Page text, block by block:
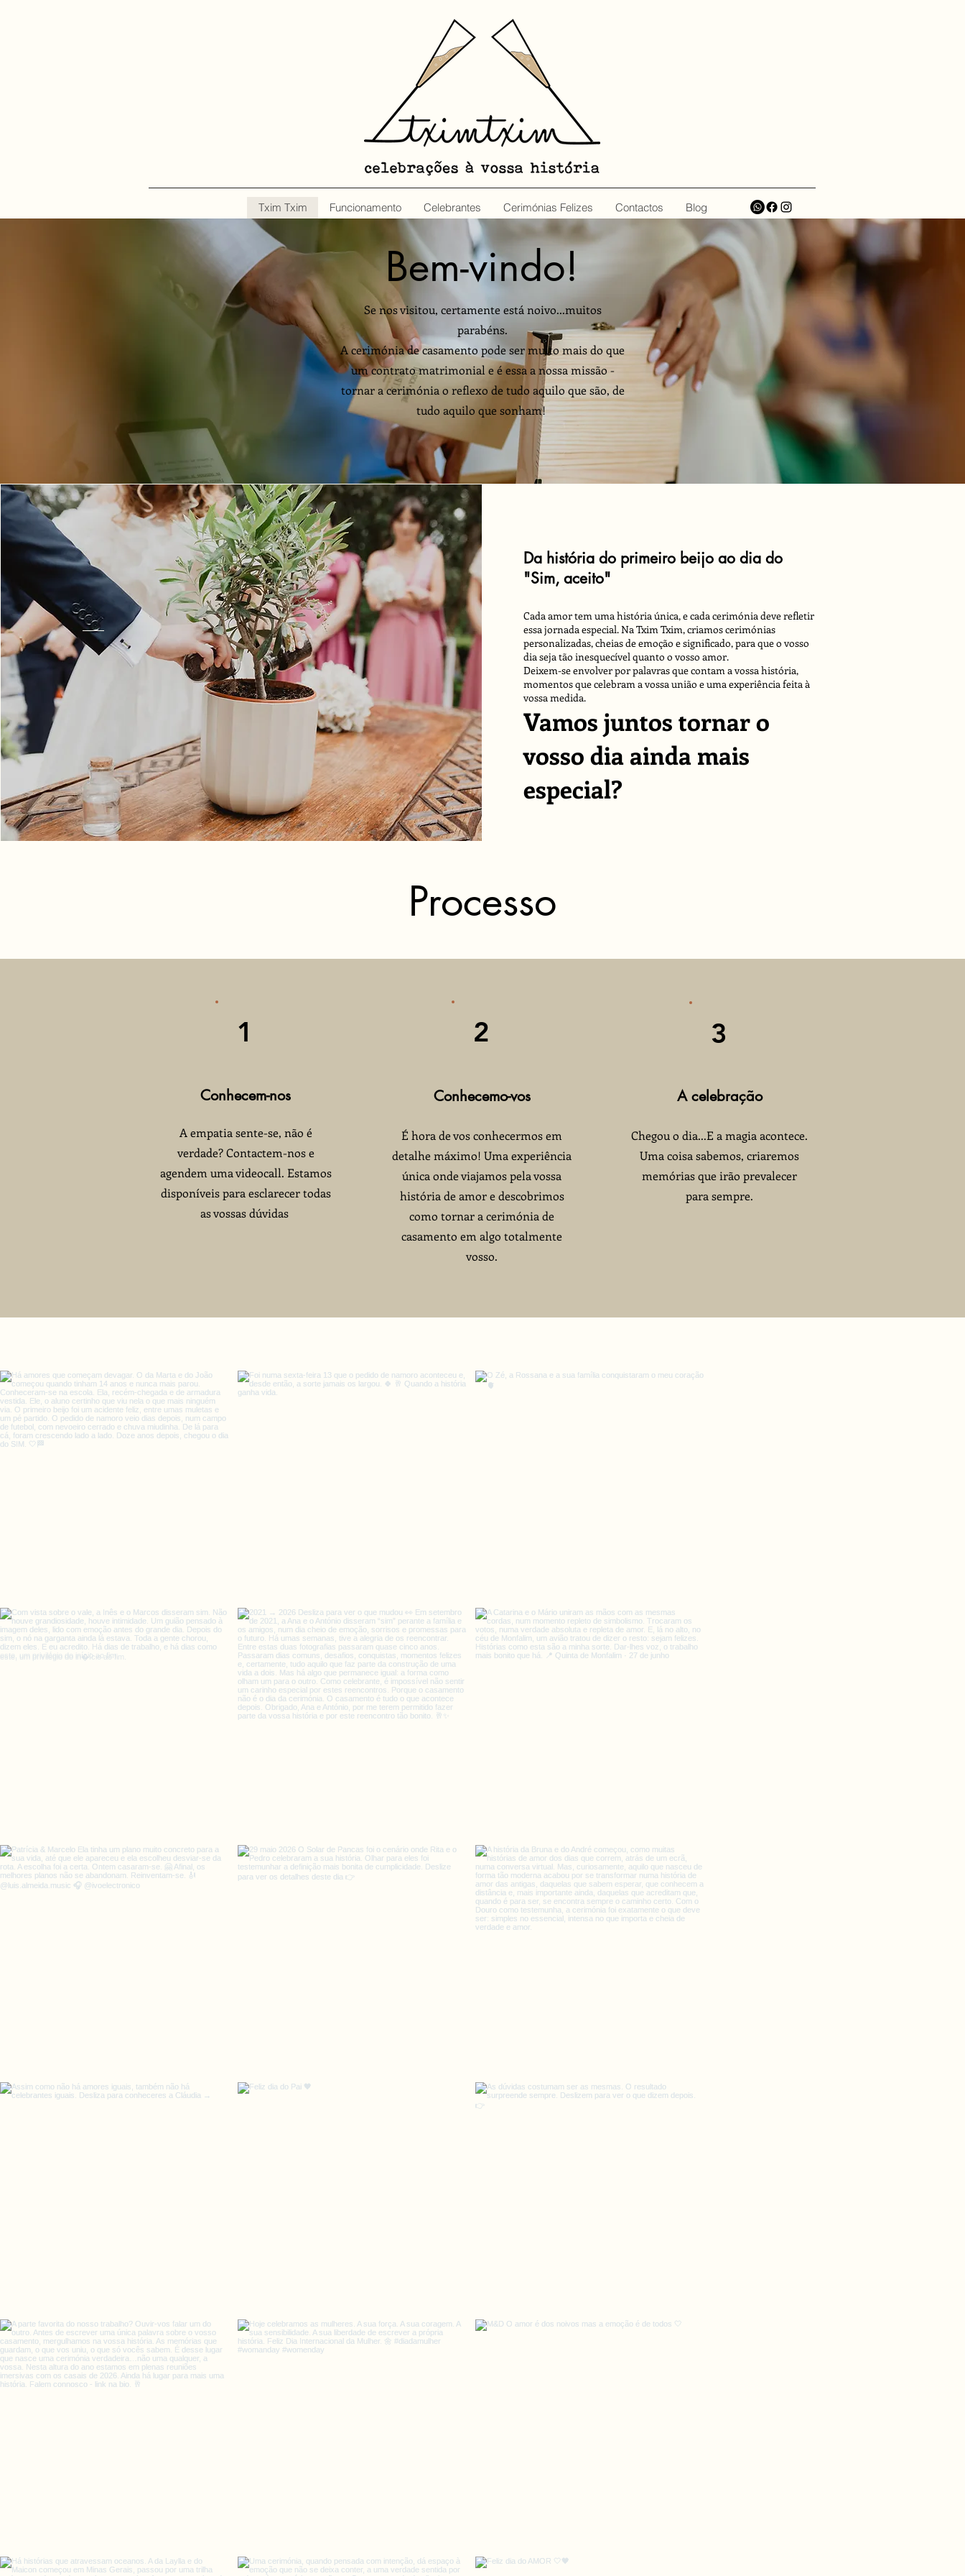
Txim Txim Funcionamento Celebrantes Cerimónias Felizes Contactos Blog
Bem-vindo!
Se nos visitou, certamente está noivo...muitos
parabéns.
A cerimónia de casamento pode ser muito mais do que
um contrato matrimonial e é essa a nossa missão -
tornar a cerimónia o reflexo de tudo aquilo que são, de
tudo aquilo que sonham!
Da história do primeiro beijo ao dia do
"Sim, aceito"
Cada amor tem uma história única, e cada cerimónia deve refletir
essa jornada especial. Na Txim Txim, criamos cerimónias
personalizadas, cheias de emoção e significado, para que o vosso
dia seja tão inesquecível quanto o vosso amor.
Deixem-se envolver por palavras que contam a vossa história,
momentos que celebram a vossa união e uma experiência feita à
vossa medida.
Vamos juntos tornar o
vosso dia ainda mais
especial?
Processo
1
Conhecem-nos
A empatia sente-se, não é
verdade? Contactem-nos e
agendem uma videocall. Estamos
disponíveis para esclarecer todas
as vossas dúvidas
2
Conhecemo-vos
​É hora de vos conhecermos em
detalhe máximo! Uma experiência
única onde viajamos pela vossa
história de amor e descobrimos
como tornar a cerimónia de
casamento em algo totalmente
vosso.
3
A celebração
Chegou o dia...E a magia acontece.
Uma coisa sabemos, criaremos
memórias que irão prevalecer
para sempre.